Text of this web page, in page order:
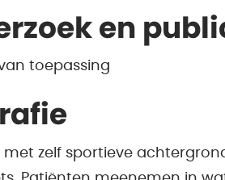
en
toepassing
met zelf sportieve